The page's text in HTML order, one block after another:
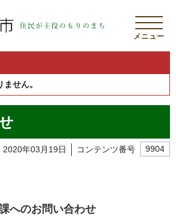
メニュー
せん。
2020年03月19日 コンテンツ番号 9904
へのお問い合わせ